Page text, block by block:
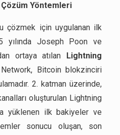
Yöntemleri
çözmek için uygulanan ilk
yılında Joseph Poon ve
ortaya atılan Lightning
Bitcoin blokzinciri
2. katman üzerinde,
oluşturulan Lightning
yüklenen ilk bakiyeler ve
sonucu oluşan, son